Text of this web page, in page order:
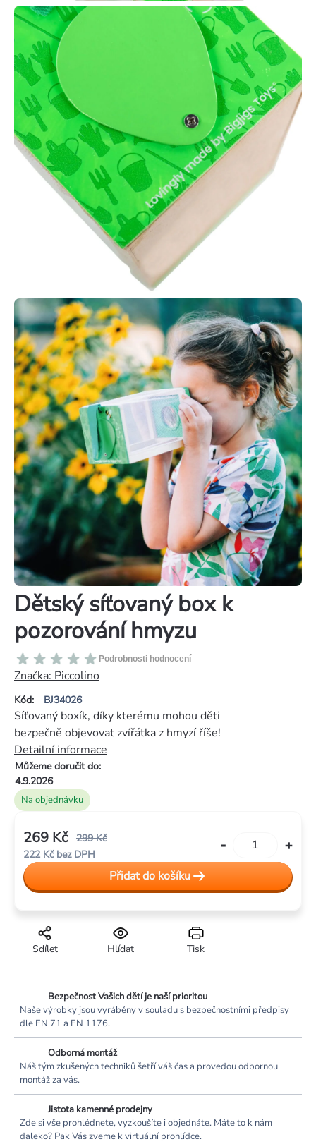
Dětský síťovaný box k
pozorování hmyzu
Kód: BJ34026
Průměrné
hodnocení
produktu
je
0,0
z
5
hvězdiček.
Podrobnosti hodnocení
Značka: Piccolino
Na objednávku
Můžeme doručit do:
4.9.2026
Síťovaný boxík, díky kterému mohou děti
bezpečně objevovat zvířátka z hmyzí říše!
Detailní informace
Tisk
Hlídat
Sdílet
299 Kč
269 Kč
222 Kč bez DPH
Měrná
cena:
Přidat do košíku
Bezpečnost Vašich dětí je naší prioritou
Naše výrobky jsou vyráběny v souladu s bezpečnostními předpisy
dle EN 71 a EN 1176.
Odborná montáž
Náš tým zkušených techniků šetří váš čas a provedou odbornou
montáž za vás.
Jistota kamenné prodejny
Zde si vše prohlédnete, vyzkoušíte i objednáte. Máte to k nám
daleko? Pak Vás zveme k virtuální prohlídce.